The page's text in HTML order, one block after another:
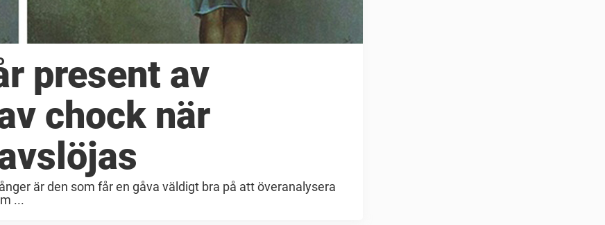
present av
chock när
är den som får en gåva väldigt bra på att överanalysera
...